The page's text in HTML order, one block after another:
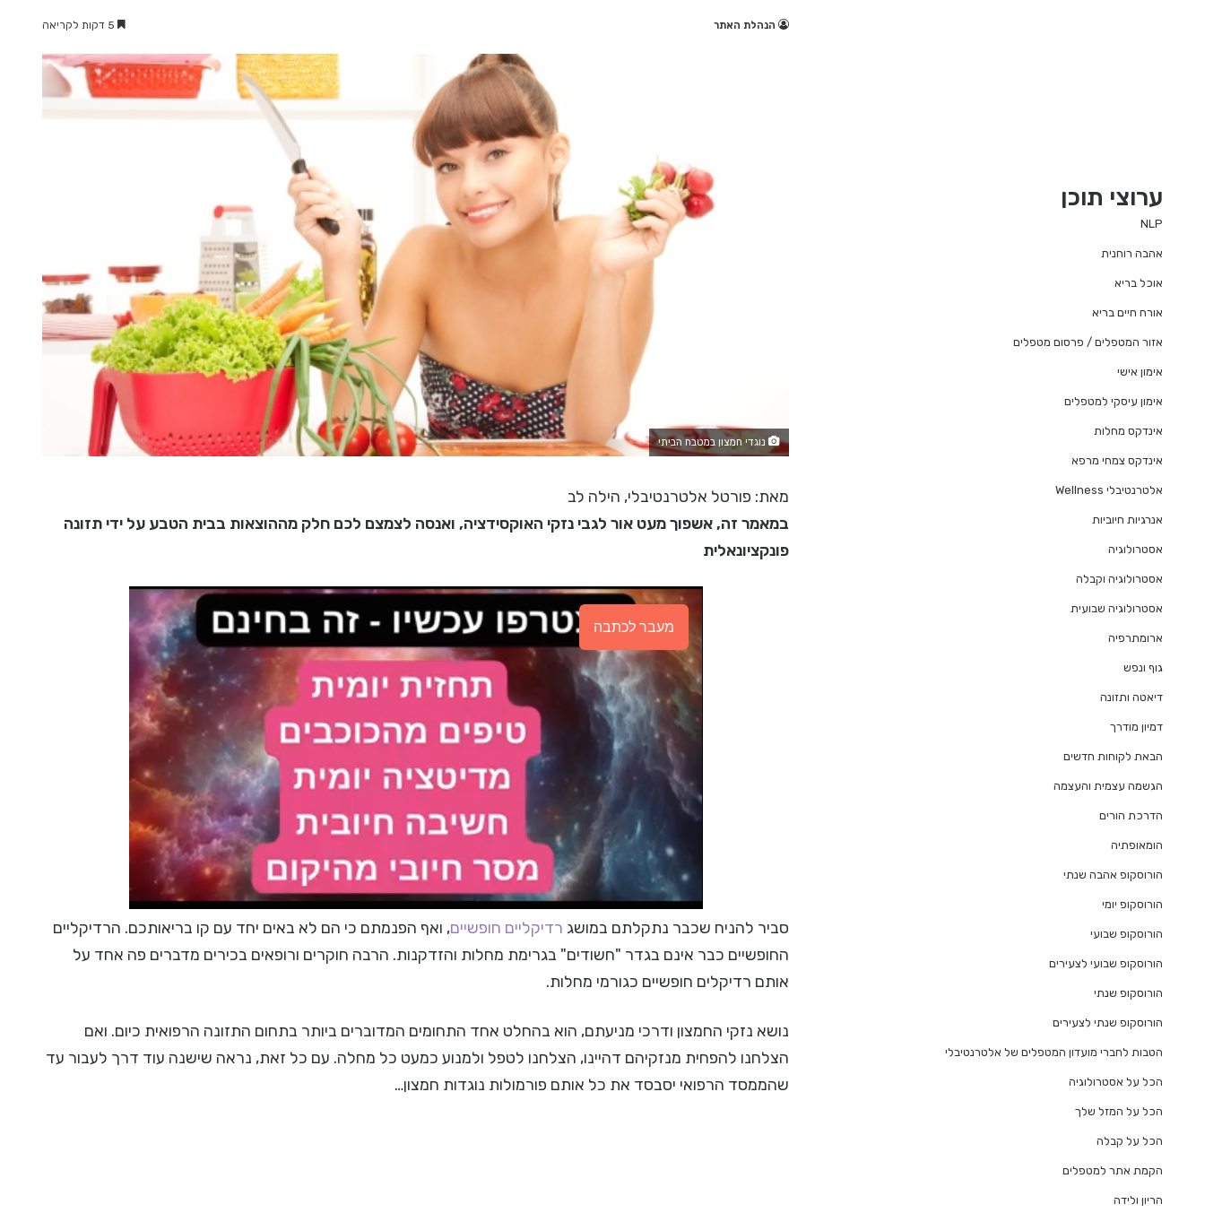
הנהלת האתר
נוגדי חמצון במטבח הביתי
מאת: פורטל אלטרנטיבלי, הילה לב
במאמר זה, אשפוך מעט אור לגבי נזקי האוקסידציה, ואנסה לצמצם לכם חלק מההוצאות בבית הטבע על ידי תזונה
פונקציונאלית
מעבר לכתבה
סביר להניח שכבר נתקלתם במושג רדיקליים חופשיים, ואף הפנמתם כי הם לא באים יחד עם קו בריאותכם. הרדיקליים
החופשיים כבר אינם בגדר "חשודים" בגרימת מחלות והזדקנות. הרבה חוקרים ורופאים בכירים מדברים פה אחד על
אותם רדיקלים חופשיים כגורמי מחלות.
נושא נזקי החמצון ודרכי מניעתם, הוא בהחלט אחד התחומים המדוברים ביותר בתחום התזונה הרפואית כיום. ואם
הצלחנו להפחית מנזקיהם דהיינו, הצלחנו לטפל ולמנוע כמעט כל מחלה. עם כל זאת, נראה שישנה עוד דרך לעבור עד
שהממסד הרפואי יסבסד את כל אותם פורמולות נוגדות חמצון…
ערוצי תוכן
NLP
אהבה רוחנית
אוכל בריא
אורח חיים בריא
אזור המטפלים / פרסום מטפלים
אימון אישי
אימון עיסקי למטפלים
אינדקס מחלות
אינדקס צמחי מרפא
אלטרנטיבלי Wellness
אנרגיות חיוביות
אסטרולוגיה
אסטרולוגיה וקבלה
אסטרולוגיה שבועית
ארומתרפיה
גוף ונפש
דיאטה ותזונה
דמיון מודרך
הבאת לקוחות חדשים
הגשמה עצמית והעצמה
הדרכת הורים
הומאופתיה
הורוסקופ אהבה שנתי
הורוסקופ יומי
הורוסקופ שבועי
הורוסקופ שבועי לצעירים
הורוסקופ שנתי
הורוסקופ שנתי לצעירים
הטבות לחברי מועדון המטפלים של אלטרנטיבלי
הכל על אסטרולוגיה
הכל על המזל שלך
הכל על קבלה
הקמת אתר למטפלים
הריון ולידה